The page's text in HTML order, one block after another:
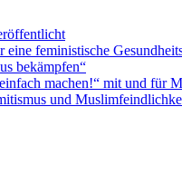
feministische
bekämpfen“
machen!“ mit und für
und